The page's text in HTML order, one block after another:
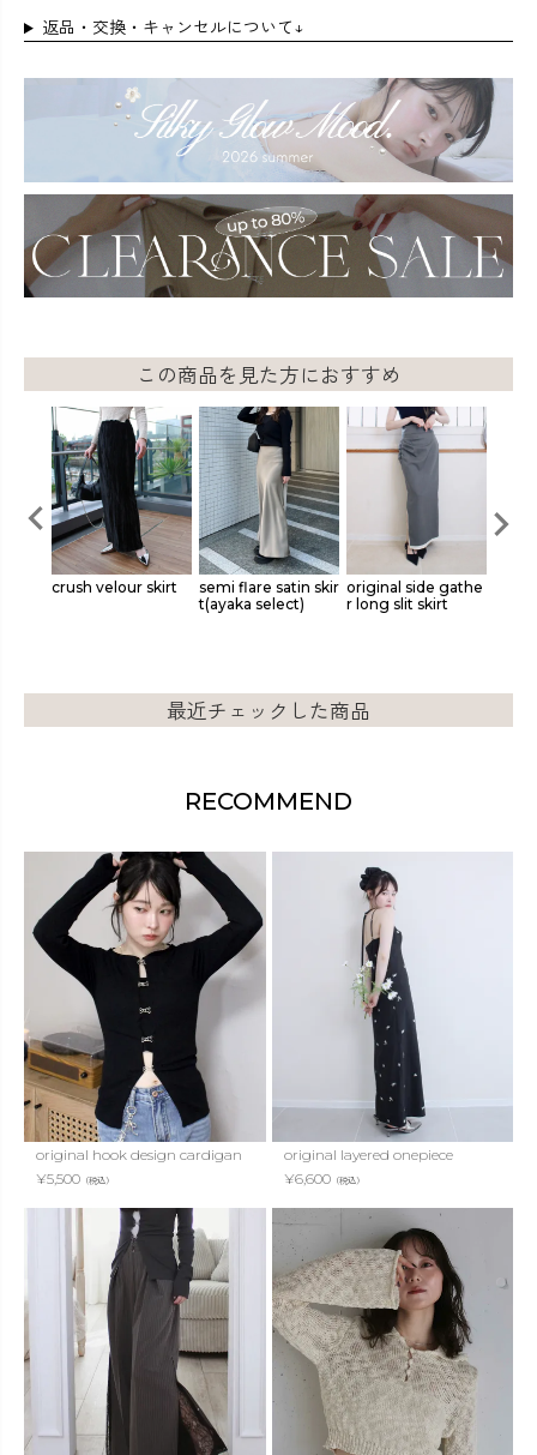
返品・交換・キャンセルについて↓
この商品を見た方におすすめ
crush velour skirt
semi flare satin skir
t(ayaka select)
original side gathe
r long slit skirt
最近チェックした商品
RECOMMEND
original hook design cardigan
¥5,500 （税込）
original layered onepiece
¥6,600（税込）